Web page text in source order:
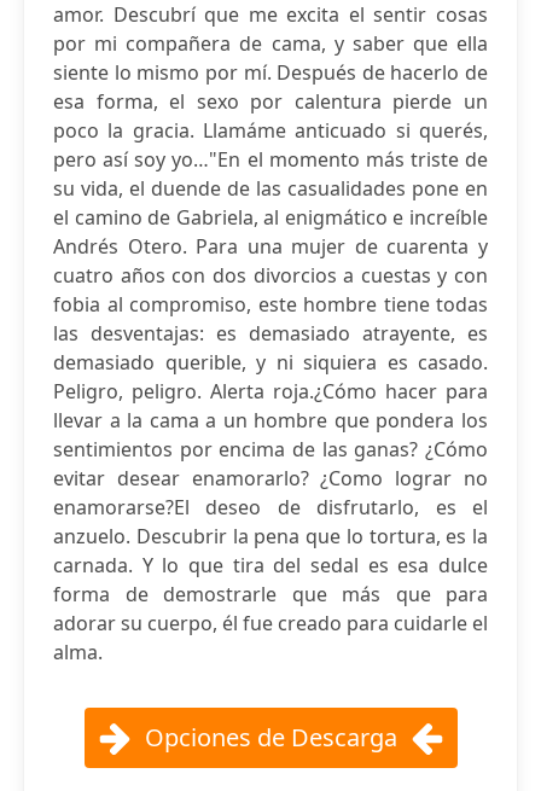
amor. Descubrí que me excita el sentir cosas
por mi compañera de cama, y saber que ella
siente lo mismo por mí. Después de hacerlo de
esa forma, el sexo por calentura pierde un
poco la gracia. Llamáme anticuado si querés,
pero así soy yo…"En el momento más triste de
su vida, el duende de las casualidades pone en
el camino de Gabriela, al enigmático e increíble
Andrés Otero. Para una mujer de cuarenta y
cuatro años con dos divorcios a cuestas y con
fobia al compromiso, este hombre tiene todas
las desventajas: es demasiado atrayente, es
demasiado querible, y ni siquiera es casado.
Peligro, peligro. Alerta roja.¿Cómo hacer para
llevar a la cama a un hombre que pondera los
sentimientos por encima de las ganas? ¿Cómo
evitar desear enamorarlo? ¿Como lograr no
enamorarse?El deseo de disfrutarlo, es el
anzuelo. Descubrir la pena que lo tortura, es la
carnada. Y lo que tira del sedal es esa dulce
forma de demostrarle que más que para
adorar su cuerpo, él fue creado para cuidarle el
alma.
Opciones de Descarga